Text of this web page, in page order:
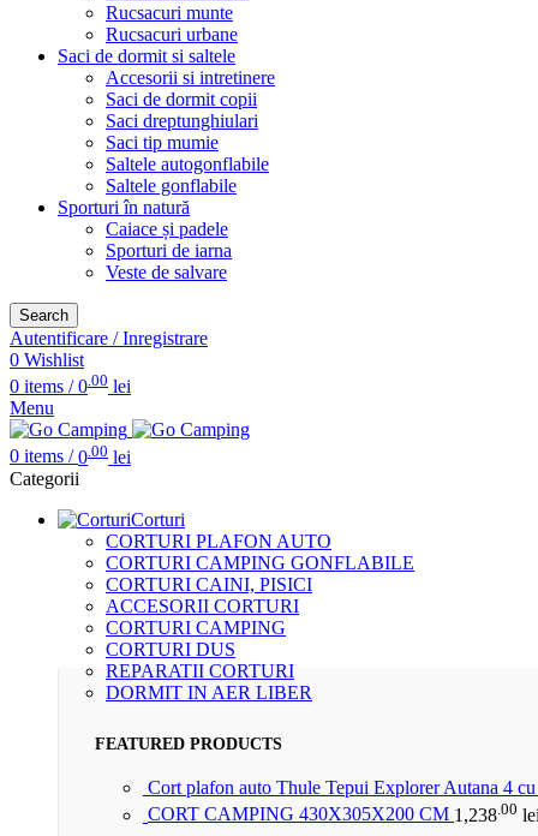
Rucsacuri munte
Rucsacuri urbane
Saci de dormit si saltele
Accesorii si intretinere
Saci de dormit copii
Saci dreptunghiulari
Saci tip mumie
Saltele autogonflabile
Saltele gonflabile
Sporturi în natură
Caiace și padele
Sporturi de iarna
Veste de salvare
Search
Autentificare / Inregistrare
0 Wishlist
0 items / 0.00 lei
Menu
0 items / 0 .00 lei
Categorii
Corturi
CORTURI PLAFON AUTO
CORTURI CAMPING GONFLABILE
CORTURI CAINI, PISICI
ACCESORII CORTURI
CORTURI CAMPING
CORTURI DUS
REPARATII CORTURI
DORMIT IN AER LIBER
FEATURED PRODUCTS
Cort plafon auto Thule Tepui Explorer Autana 4
CORT CAMPING 430X305X200 CM 1,238 .00